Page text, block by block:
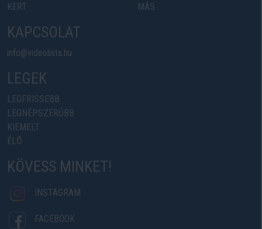
KERT
MÁS
KAPCSOLAT
info@videolista.hu
LEGEK
LEGFRISSEBB
LEGNÉPSZERŰBB
KIEMELT
ÉLŐ
KÖVESS MINKET!
INSTAGRAM
FACEBOOK